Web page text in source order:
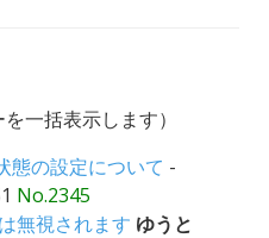
一括表示します）
態の設定について -
No.2345
無視されます ゆうと